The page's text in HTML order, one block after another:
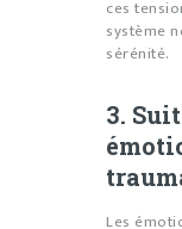
ces
système
sérénité.
3.
Les